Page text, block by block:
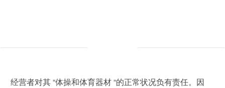
功能安全服务
农业
经营者对其 “体操和体育器材 “的正常状况负有责任。因